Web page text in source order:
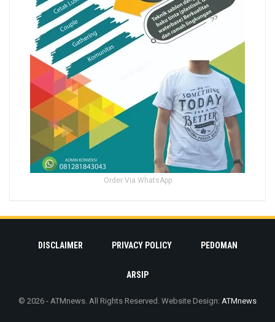
Order Via WhatsApp
DISCLAIMER PRIVACY POLICY PEDOMAN
ARSIP
© 2026 - ATMnews. All Rights Reserved. Website Design: ATMnews